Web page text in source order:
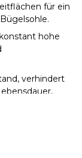
für ein
hohe
verhindert
die Kleidung